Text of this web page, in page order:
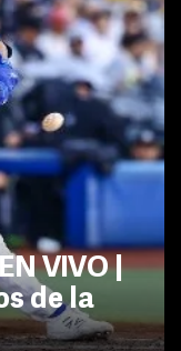
VIVO |
de la